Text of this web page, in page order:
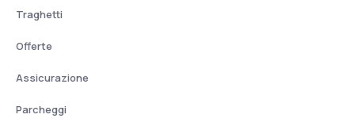
Traghetti
Offerte
Assicurazione
Parcheggi